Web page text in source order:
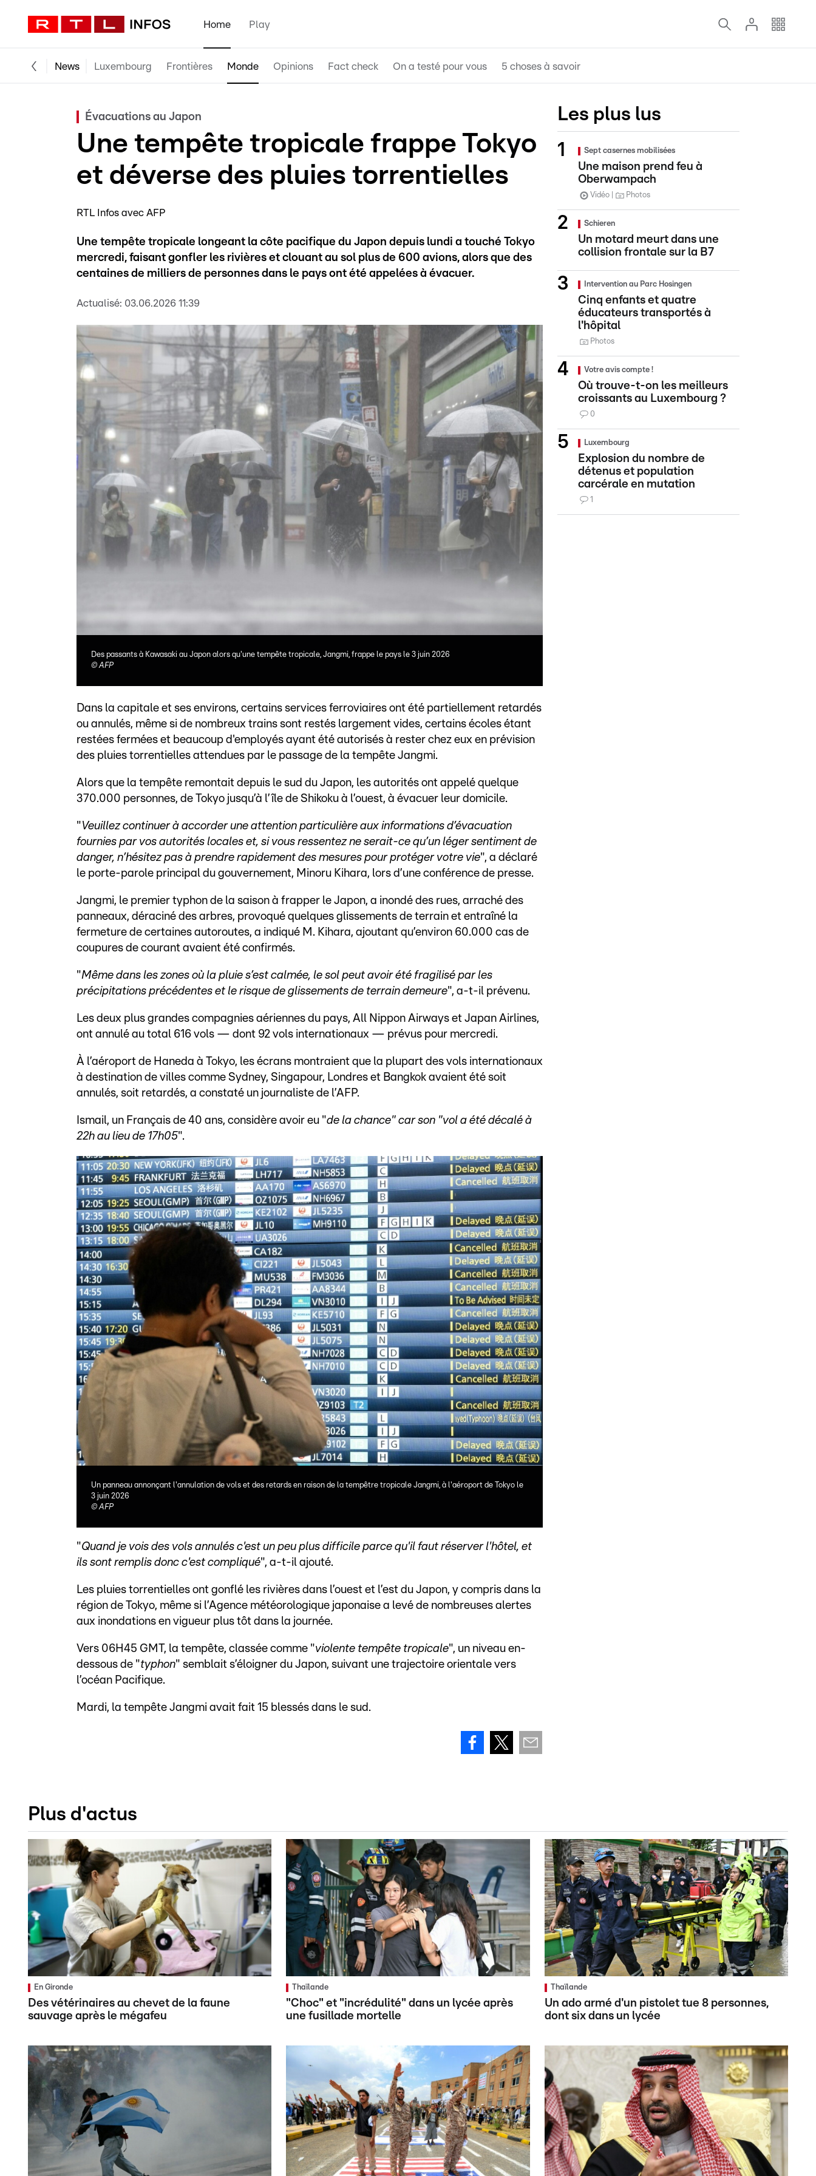
Home Play
News Luxembourg Frontières Monde Opinions Fact check On a testé pour vous 5 choses à savoir
Évacuations au Japon
Une tempête tropicale frappe Tokyo
et déverse des pluies torrentielles
RTL Infos avec AFP
Une tempête tropicale longeant la côte pacifique du Japon depuis lundi a touché Tokyo
mercredi, faisant gonfler les rivières et clouant au sol plus de 600 avions, alors que des
centaines de milliers de personnes dans le pays ont été appelées à évacuer.
Actualisé: 03.06.2026 11:39
Des passants à Kawasaki au Japon alors qu'une tempête tropicale, Jangmi, frappe le pays le 3 juin 2026
©AFP
Dans la capitale et ses environs, certains services ferroviaires ont été partiellement retardés
ou annulés, même si de nombreux trains sont restés largement vides, certains écoles étant
restées fermées et beaucoup d'employés ayant été autorisés à rester chez eux en prévision
des pluies torrentielles attendues par le passage de la tempête Jangmi.
Alors que la tempête remontait depuis le sud du Japon, les autorités ont appelé quelque
370.000 personnes, de Tokyo jusqu’à l’île de Shikoku à l’ouest, à évacuer leur domicile.
"Veuillez continuer à accorder une attention particulière aux informations d’évacuation
fournies par vos autorités locales et, si vous ressentez ne serait-ce qu’un léger sentiment de
danger, n’hésitez pas à prendre rapidement des mesures pour protéger votre vie", a déclaré
le porte-parole principal du gouvernement, Minoru Kihara, lors d’une conférence de presse.
Jangmi, le premier typhon de la saison à frapper le Japon, a inondé des rues, arraché des
panneaux, déraciné des arbres, provoqué quelques glissements de terrain et entraîné la
fermeture de certaines autoroutes, a indiqué M. Kihara, ajoutant qu’environ 60.000 cas de
coupures de courant avaient été confirmés.
"Même dans les zones où la pluie s’est calmée, le sol peut avoir été fragilisé par les
précipitations précédentes et le risque de glissements de terrain demeure", a-t-il prévenu.
Les deux plus grandes compagnies aériennes du pays, All Nippon Airways et Japan Airlines,
ont annulé au total 616 vols — dont 92 vols internationaux — prévus pour mercredi.
À l’aéroport de Haneda à Tokyo, les écrans montraient que la plupart des vols internationaux
à destination de villes comme Sydney, Singapour, Londres et Bangkok avaient été soit
annulés, soit retardés, a constaté un journaliste de l’AFP.
Ismail, un Français de 40 ans, considère avoir eu "de la chance" car son "vol a été décalé à
22h au lieu de 17h05".
Un panneau annonçant l'annulation de vols et des retards en raison de la tempêtre tropicale Jangmi, à l'aéroport de Tokyo le
3 juin 2026
©AFP
"Quand je vois des vols annulés c'est un peu plus difficile parce qu'il faut réserver l'hôtel, et
ils sont remplis donc c'est compliqué", a-t-il ajouté.
Les pluies torrentielles ont gonflé les rivières dans l’ouest et l’est du Japon, y compris dans la
région de Tokyo, même si l’Agence météorologique japonaise a levé de nombreuses alertes
aux inondations en vigueur plus tôt dans la journée.
Vers 06H45 GMT, la tempête, classée comme "violente tempête tropicale", un niveau en-
dessous de "typhon" semblait s’éloigner du Japon, suivant une trajectoire orientale vers
l’océan Pacifique.
Mardi, la tempête Jangmi avait fait 15 blessés dans le sud.
Les plus lus
Sept casernes mobilisées
Une maison prend feu à
Oberwampach
Vidéo Photos
Schieren
Un motard meurt dans une
collision frontale sur la B7
Intervention au Parc Hosingen
Cinq enfants et quatre
éducateurs transportés à
l'hôpital
Photos
Votre avis compte !
Où trouve-t-on les meilleurs
croissants au Luxembourg ?
0
Luxembourg
Explosion du nombre de
détenus et population
carcérale en mutation
1
Plus d'actus
En Gironde
Des vétérinaires au chevet de la faune
sauvage après le mégafeu
Thaïlande
"Choc" et "incrédulité" dans un lycée après
une fusillade mortelle
Thaïlande
Un ado armé d'un pistolet tue 8 personnes,
dont six dans un lycée